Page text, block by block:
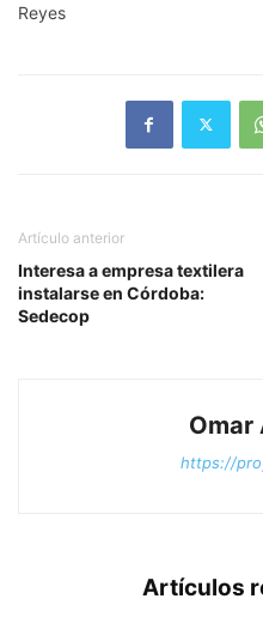
Reyes
Artículo anterior
Interesa a empresa textilera
instalarse en Córdoba:
Sedecop
Omar
https://
Artículos